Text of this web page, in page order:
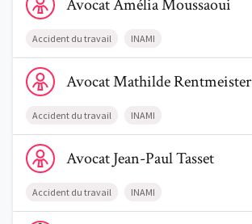
AvocatAméliaMoussaoui
Accident du travail INAMI
Voir le profil de AvocatMathilde Rentmeister
AvocatMathildeRentmeister
Accident du travail INAMI
Voir le profil de AvocatJean-Paul Tasset
AvocatJean-PaulTasset
Accident du travail INAMI
Voir le profil de AvocatNour Riyahi